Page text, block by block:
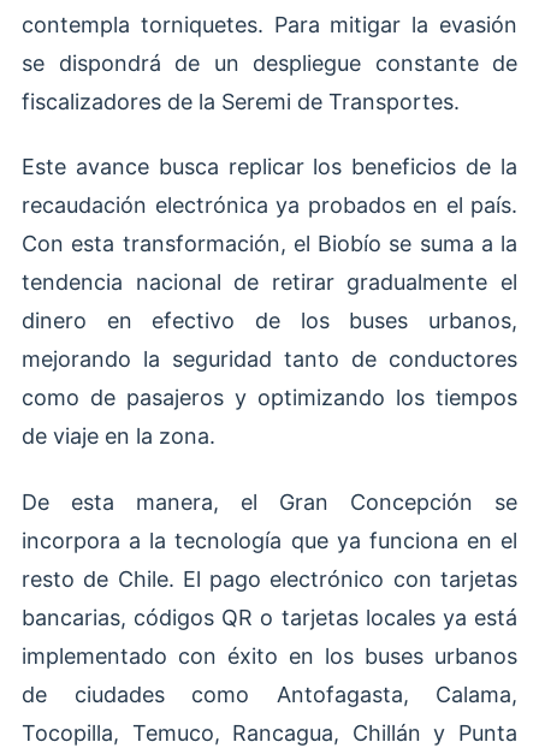
contempla torniquetes. Para mitigar la evasión
se dispondrá de un despliegue constante de
fiscalizadores de la Seremi de Transportes.
Este avance busca replicar los beneficios de la
recaudación electrónica ya probados en el país.
Con esta transformación, el Biobío se suma a la
tendencia nacional de retirar gradualmente el
dinero en efectivo de los buses urbanos,
mejorando la seguridad tanto de conductores
como de pasajeros y optimizando los tiempos
de viaje en la zona.
De esta manera, el Gran Concepción se
incorpora a la tecnología que ya funciona en el
resto de Chile. El pago electrónico con tarjetas
bancarias, códigos QR o tarjetas locales ya está
implementado con éxito en los buses urbanos
de ciudades como Antofagasta, Calama,
Tocopilla, Temuco, Rancagua, Chillán y Punta